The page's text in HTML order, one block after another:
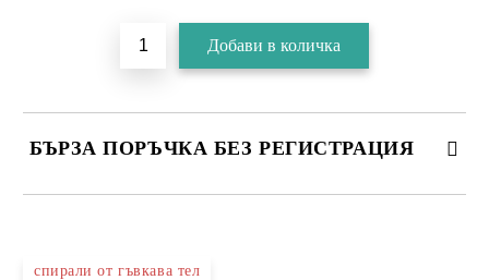
БЪРЗА ПОРЪЧКА БЕЗ РЕГИСТРАЦИЯ
спирали от гъвкава тел